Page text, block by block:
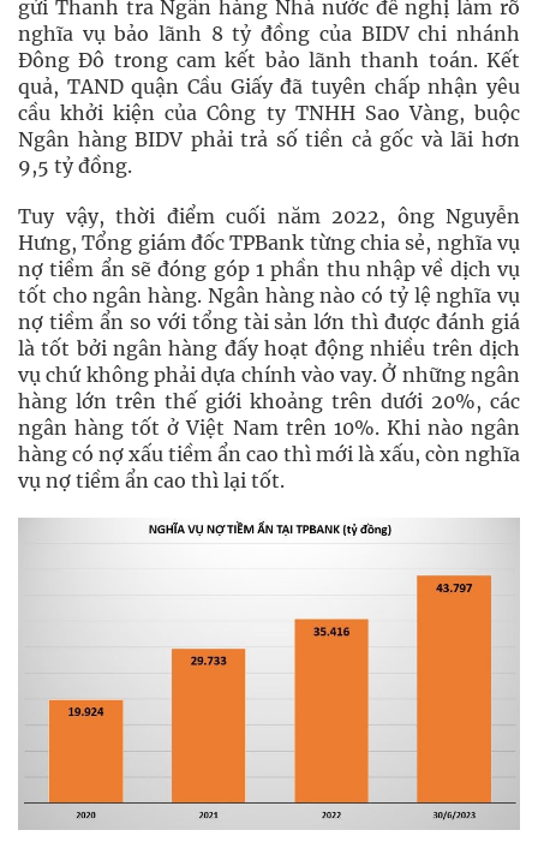
gửi Thanh tra Ngân hàng Nhà nước đề nghị làm rõ
nghĩa vụ bảo lãnh 8 tỷ đồng của BIDV chi nhánh
Đông Đô trong cam kết bảo lãnh thanh toán. Kết
quả, TAND quận Cầu Giấy đã tuyên chấp nhận yêu
cầu khởi kiện của Công ty TNHH Sao Vàng, buộc
Ngân hàng BIDV phải trả số tiền cả gốc và lãi hơn
9,5 tỷ đồng.
Tuy vậy, thời điểm cuối năm 2022, ông Nguyễn
Hưng, Tổng giám đốc TPBank từng chia sẻ, nghĩa vụ
nợ tiềm ẩn sẽ đóng góp 1 phần thu nhập về dịch vụ
tốt cho ngân hàng. Ngân hàng nào có tỷ lệ nghĩa vụ
nợ tiềm ẩn so với tổng tài sản lớn thì được đánh giá
là tốt bởi ngân hàng đấy hoạt động nhiều trên dịch
vụ chứ không phải dựa chính vào vay. Ở những ngân
hàng lớn trên thế giới khoảng trên dưới 20%, các
ngân hàng tốt ở Việt Nam trên 10%. Khi nào ngân
hàng có nợ xấu tiềm ẩn cao thì mới là xấu, còn nghĩa
vụ nợ tiềm ẩn cao thì lại tốt.